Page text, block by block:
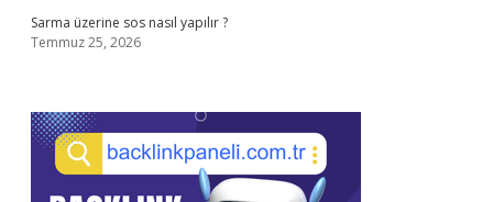
Sarma üzerine sos nasıl yapılır ?
Temmuz 25, 2026